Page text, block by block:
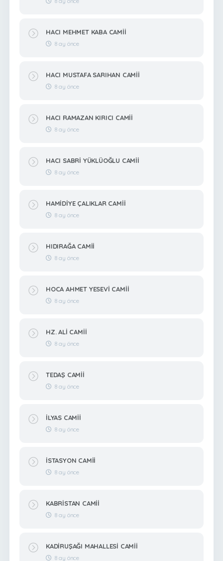
HACI MEHMET KABA CAMİİ
8 ay önce
HACI MUSTAFA SARIHAN CAMİİ
8 ay önce
HACI RAMAZAN KIRICI CAMİİ
8 ay önce
HACI SABRİ YÜKLÜOĞLU CAMİİ
8 ay önce
HAMİDİYE ÇALIKLAR CAMİİ
8 ay önce
HIDIRAĞA CAMİİ
8 ay önce
HOCA AHMET YESEVİ CAMİİ
8 ay önce
HZ. ALİ CAMİİ
8 ay önce
TEDAŞ CAMİİ
8 ay önce
İLYAS CAMİİ
8 ay önce
İSTASYON CAMİİ
8 ay önce
KABRİSTAN CAMİİ
8 ay önce
KADİRUŞAĞI MAHALLESİ CAMİİ
8 ay önce